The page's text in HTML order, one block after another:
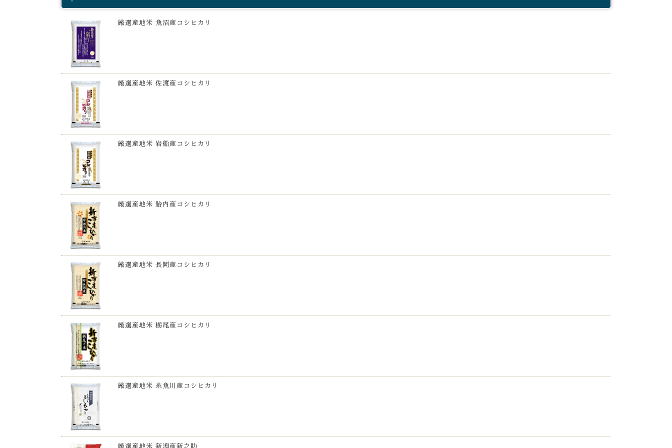
厳選産地米 魚沼産コシヒカリ
厳選産地米 佐渡産コシヒカリ
厳選産地米 岩船産コシヒカリ
厳選産地米 胎内産コシヒカリ
厳選産地米 長岡産コシヒカリ
厳選産地米 栃尾産コシヒカリ
厳選産地米 糸魚川産コシヒカリ
厳選産地米 新潟産新之助